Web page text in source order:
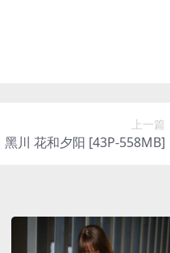
上一篇
黑川 花和夕阳 [43P-558MB]